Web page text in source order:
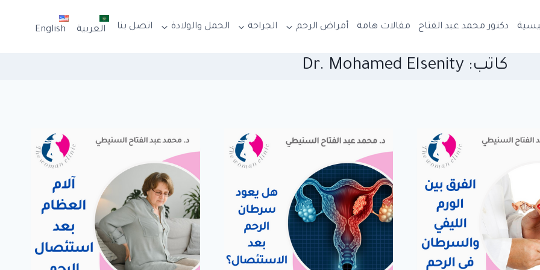
دكتور محمد عبد الفتاح مقالات هامة أمراض الرحم الجراحة الحمل والولادة اتصل بنا العربية English
كاتب: Dr. Mohamed Elsenity